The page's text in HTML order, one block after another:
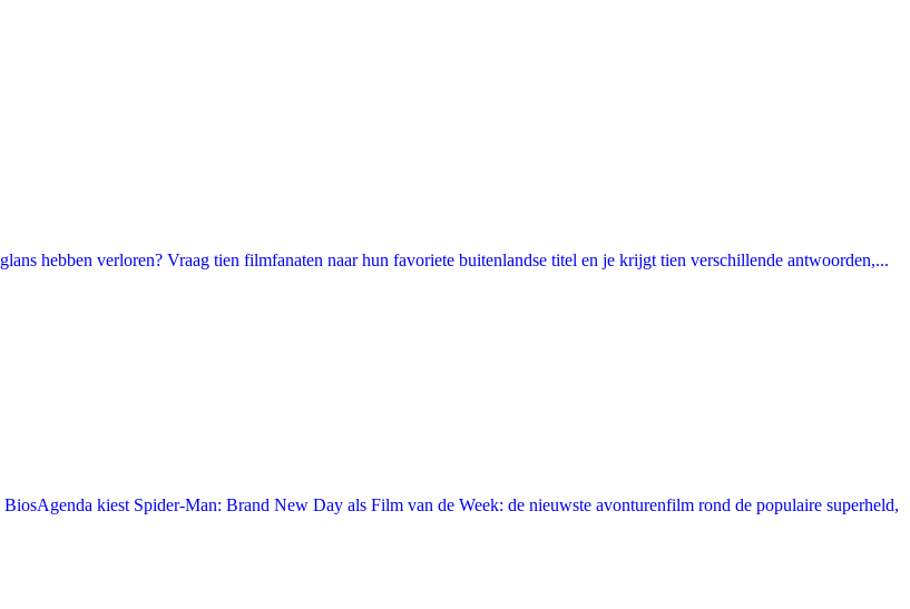
hebben verloren? Vraag tien filmfanaten naar hun favoriete buitenlandse titel en je krijgt tien verschillende antwoorden,...
kiest Spider-Man: Brand New Day als Film van de Week: de nieuwste avonturenfilm rond de populaire superheld,